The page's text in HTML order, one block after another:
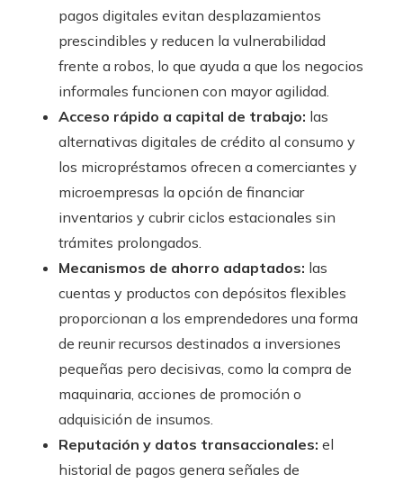
pagos digitales evitan desplazamientos
prescindibles y reducen la vulnerabilidad
frente a robos, lo que ayuda a que los negocios
informales funcionen con mayor agilidad.
Acceso rápido a capital de trabajo: las
alternativas digitales de crédito al consumo y
los micropréstamos ofrecen a comerciantes y
microempresas la opción de financiar
inventarios y cubrir ciclos estacionales sin
trámites prolongados.
Mecanismos de ahorro adaptados: las
cuentas y productos con depósitos flexibles
proporcionan a los emprendedores una forma
de reunir recursos destinados a inversiones
pequeñas pero decisivas, como la compra de
maquinaria, acciones de promoción o
adquisición de insumos.
Reputación y datos transaccionales: el
historial de pagos genera señales de